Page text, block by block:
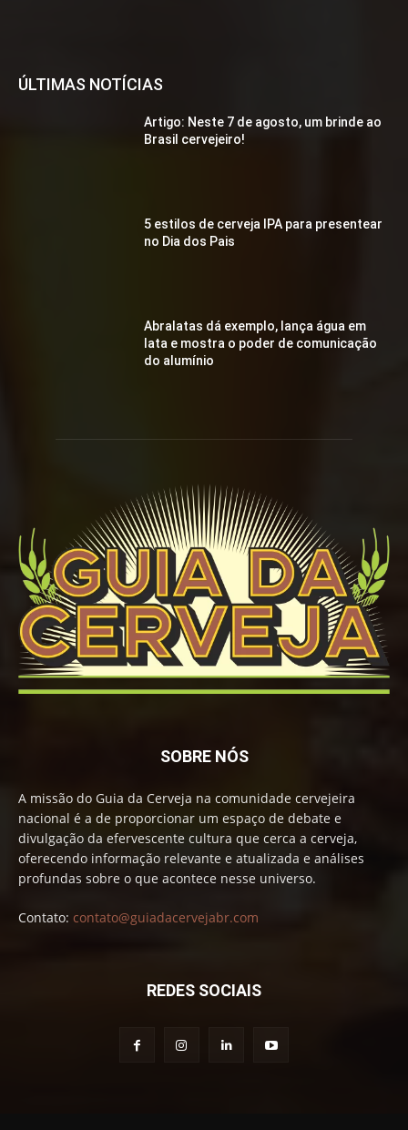
ÚLTIMAS NOTÍCIAS
Artigo: Neste 7 de agosto, um brinde ao
Brasil cervejeiro!
5 estilos de cerveja IPA para presentear
no Dia dos Pais
Abralatas dá exemplo, lança água em
lata e mostra o poder de comunicação
do alumínio
SOBRE NÓS
A missão do Guia da Cerveja na comunidade cervejeira
nacional é a de proporcionar um espaço de debate e
divulgação da efervescente cultura que cerca a cerveja,
oferecendo informação relevante e atualizada e análises
profundas sobre o que acontece nesse universo.
Contato: contato@guiadacervejabr.com
REDES SOCIAIS